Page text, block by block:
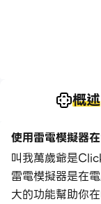
概述
使用雷電模擬器
叫我萬歲爺是
雷電模擬器是在
大的功能幫助你